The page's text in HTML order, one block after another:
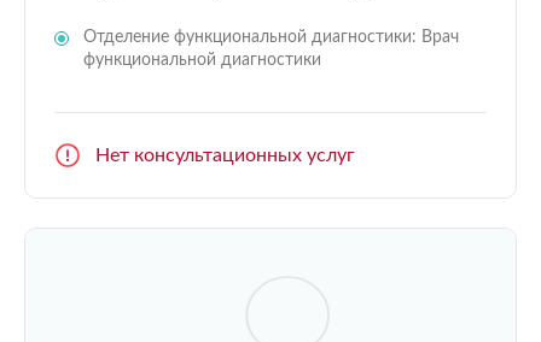
Отделение функциональной диагностики: Врач
функциональной диагностики
Нет консультационных услуг